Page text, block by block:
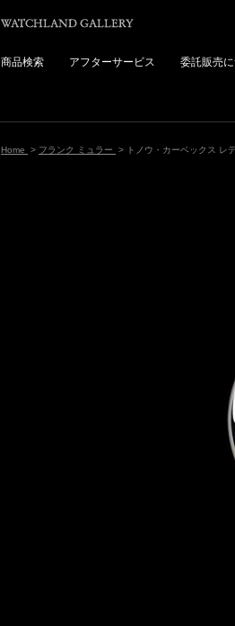
商品検索 アフターサービス 委託販売
Home > フランク ミュラー > トノウ・カーベックス レ